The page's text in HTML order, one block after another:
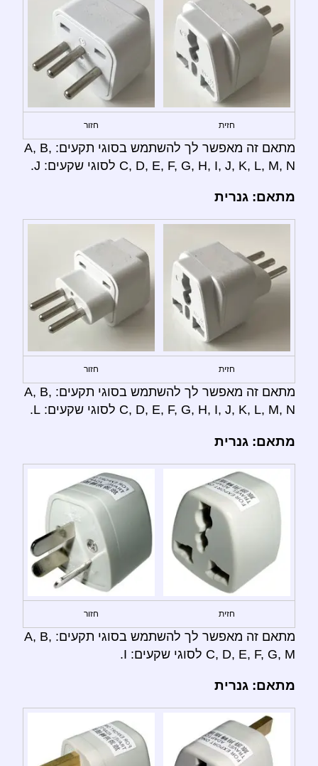
חזית חזור
מתאם זה מאפשר לך להשתמש בסוגי תקעים: A, B,
C, D, E, F, G, H, I, J, K, L, M, N לסוגי שקעים: J.
מתאם: גנרית
חזית חזור
מתאם זה מאפשר לך להשתמש בסוגי תקעים: A, B,
C, D, E, F, G, H, I, J, K, L, M, N לסוגי שקעים: L.
מתאם: גנרית
חזית חזור
מתאם זה מאפשר לך להשתמש בסוגי תקעים: A, B,
C, D, E, F, G, M לסוגי שקעים: I.
מתאם: גנרית